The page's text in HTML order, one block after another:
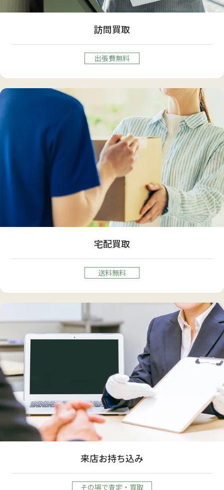
訪問買取
出張費無料
宅配買取
送料無料
来店お持ち込み
その場で査定・買取